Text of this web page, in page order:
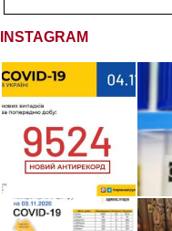
INSTAGRAM